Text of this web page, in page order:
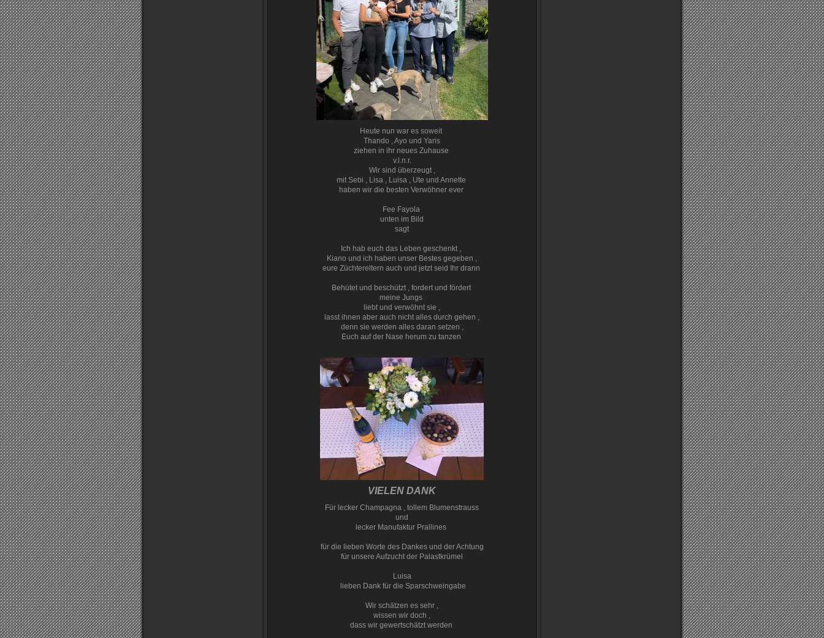
Heute nun war es soweit
Thando , Ayo und Yaris
ziehen in ihr neues Zuhause
v.l.n.r.
Wir sind überzeugt ,
mit Sebi , Lisa , Luisa , Ute und Annette
haben wir die besten Verwöhner ever
Fee Fayola
unten im Bild
sagt
Ich hab euch das Leben geschenkt ,
Kiano und ich haben unser Bestes gegeben ,
eure Züchtereltern auch und jetzt seid Ihr drann
Behütet und beschützt , fordert und fördert
meine Jungs
liebt und verwöhnt sie ,
lasst ihnen aber auch nicht alles durch gehen ,
denn sie werden alles daran setzen ,
Euch auf der Nase herum zu tanzen
VIELEN DANK
Für lecker Champagna , tollem Blumenstrauss
und
lecker Manufaktur Prallines
für die lieben Worte des Dankes und der Achtung
für unsere Aufzucht der Palastkrümel
Luisa
lieben Dank für die Sparschweingabe
Wir schätzen es sehr ,
wissen wir doch ,
dass wir gewertschätzt werden